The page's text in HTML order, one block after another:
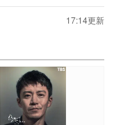
17:14更新